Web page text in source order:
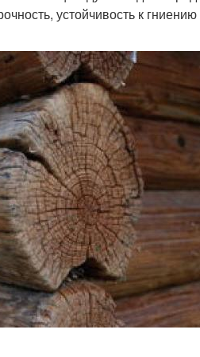
устойчивость к гниению